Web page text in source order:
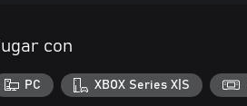
con
PC XBOX Series X|S